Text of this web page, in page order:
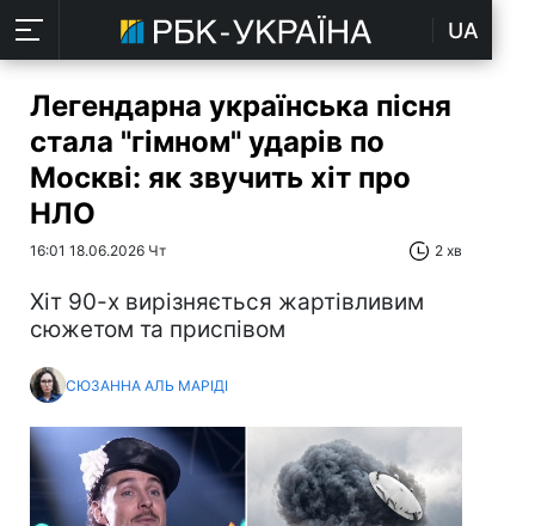
UA
Легендарна українська пісня
стала "гімном" ударів по
Москві: як звучить хіт про
НЛО
16:01 18.06.2026 Чт 2 хв
Хіт 90-х вирізняється жартівливим
сюжетом та приспівом
СЮЗАННА АЛЬ МАРІДІ